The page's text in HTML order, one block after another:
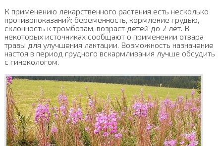
К применению лекарственного растения есть несколько
противопоказаний: беременность, кормление грудью,
склонность к тромбозам, возраст детей до 2 лет. В
некоторых источниках сообщают о применении отвара
травы для улучшения лактации. Возможность назначение
настоя в период грудного вскармливания лучше обсудить
с гинекологом.